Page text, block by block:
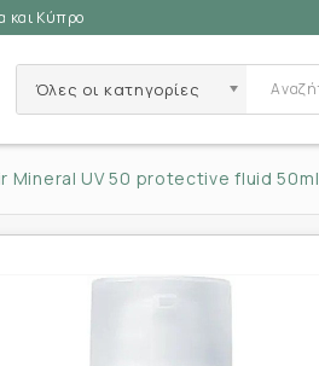
και Κύπρο
Όλες οι κατηγορίες
Mineral UV 50 protective fluid 50ml